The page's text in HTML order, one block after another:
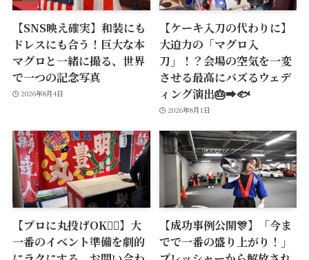
【SNS映え確実】和装にも
ドレスにも合う！巨大な本
マグロと一緒に撮る、世界
で一つの記念写真
2026年8月4日
【ケーキ入刀の代わりに】
大迫力の「マグロ入
刀」！？会場の空気を一変
させる最高にバズるウェデ
ィング演出🎂➡️🐟
2026年8月1日
【プロに丸投げOK🙆‍♂️】大
一番のイベント準備を劇的
【成功事例公開🎊】「今ま
でで一番の盛り上がり！」